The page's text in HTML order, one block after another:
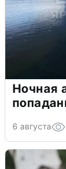
Ночная
6 августа